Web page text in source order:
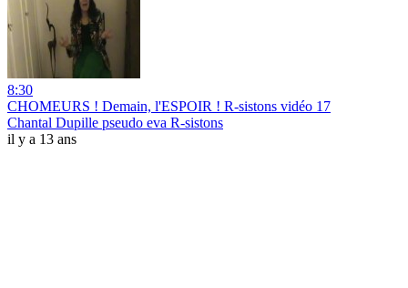
8:30
CHOMEURS ! Demain, l'ESPOIR ! R-sistons vidéo 17
Chantal Dupille pseudo eva R-sistons
il y a 13 ans